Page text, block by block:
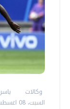
وكالات
السبت، 08 اغسطس 2026 12:33 م